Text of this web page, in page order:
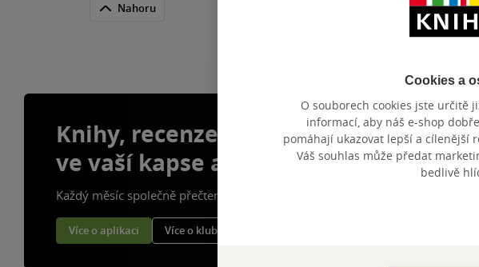
Nahoru
Knihy, recenze a klubové výhody
ve vaší kapse a naší appce KDčko
Každý měsíc společně přečteme tisíce knih
Více o aplikaci Více o klubu
Cookies a
O souborech cookies jste určitě
informací, aby náš e-shop
pomáhají ukazovat lepší a cílenější
Váš souhlas může předat
bedlivě